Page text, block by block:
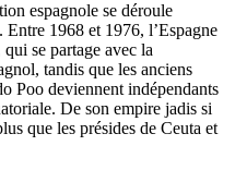
espagnole se déroule
1968 et 1976, l’Espagne
se partage avec la
tandis que les anciens
Poo deviennent indépendants
De son empire jadis si
que les présides de Ceuta et